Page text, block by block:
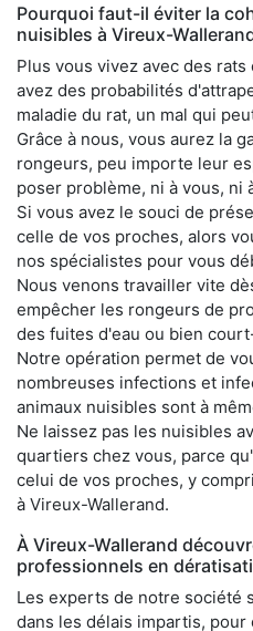
Pourquoi faut-il éviter la
nuisibles à Vireux-
Plus vous vivez avec des
avez des probabilités
maladie du rat, un mal qui
Grâce à nous, vous aurez la
rongeurs, peu importe leur
poser problème, ni à vous, ni
Si vous avez le souci de
celle de vos proches, alors
nos spécialistes pour vous
Nous venons travailler vite
empêcher les rongeurs de
des fuites d'eau ou bien
Notre opération permet de
nombreuses infections et
animaux nuisibles sont à
Ne laissez pas les nuisibles
quartiers chez vous, parce
celui de vos proches, y
à Vireux-Wallerand.
À Vireux-Wallerand
professionnels en
Les experts de notre société
dans les délais impartis,